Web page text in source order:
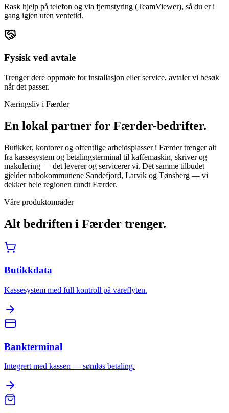
Rask hjelp på telefon og via fjernstyring (TeamViewer), så du er i
gang igjen uten ventetid.
Fysisk ved avtale
Trenger dere oppmøte for installasjon eller service, avtaler vi besøk
når det passer.
Næringsliv i Færder
En lokal partner for Færder-bedrifter.
Butikker, kontorer og offentlige arbeidsplasser i Færder trenger alt
fra kassesystem og betalingsterminal til kaffemaskin, skriver og
makulering — det leverer og servicerer vi. Det samme tilbudet
gjelder nabokommunene Sandefjord, Larvik og Tønsberg — vi
dekker hele regionen rundt Færder.
Våre produktområder
Alt bedriften i Færder trenger.
Butikkdata
Kassesystem med full kontroll på vareflyten.
Bankterminal
Integrert med kassen — sømløs betaling.